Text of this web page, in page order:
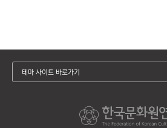
테마 사이트 바로가기